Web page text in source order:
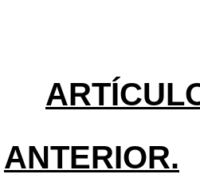
ANTERIOR.